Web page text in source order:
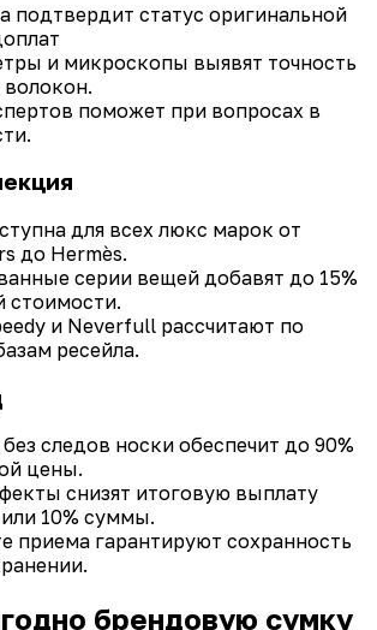
подтвердит статус оригинальной
и микроскопы выявят точность
поможет при вопросах в
для всех люкс марок от
до Hermès.
серии вещей добавят до 15%
стоимости.
и Neverfull рассчитают по
ресейла.
следов носки обеспечит до 90%
цены.
снизят итоговую выплату
10% суммы.
приема гарантируют сохранность
брендовую сумку